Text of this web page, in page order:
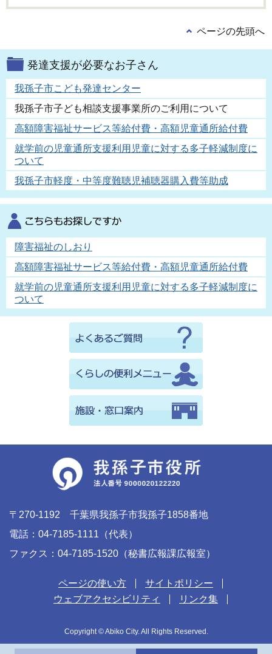
ページの先頭へ
発達支援が必要なお子さん
我孫子市こども発達センター
我孫子市子ども相談支援事業所のご利用について
高額障害福祉サービス等給付費・高額児童通所給付費
就学前の児童通所支援利用児童に対する多子軽減制度に
ついて
我孫子市軽度・中等度難聴児補聴器購入費等助成
障害福祉のしおり
高額障害福祉サービス等給付費・高額児童通所給付費
就学前の児童通所支援利用児童に対する多子軽減制度に
ついて
〒270-1192 千葉県我孫子市我孫子1858番地
電話：04-7185-1111（代表）
ファクス：04-7185-1520（秘書広報課広報室）
ページの使い方
サイトポリシー
ウェブアクセシビリティ
リンク集
Copyright © Abiko City. All Rights Reserved.